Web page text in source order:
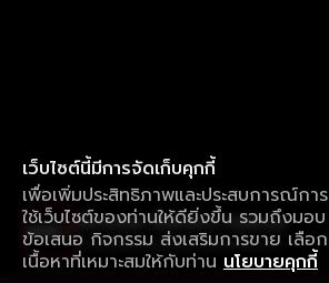
เว็บไซต์นี้มีการจัดเก็บคุกกี้
เพื่อเพิ่มประสิทธิภาพและประสบการณ์การ
ใช้เว็บไซต์ของท่านให้ดียิ่งขึ้น รวมถึงมอบ
ข้อเสนอ กิจกรรม ส่งเสริมการขาย เลือก
เนื้อหาที่เหมาะสมให้กับท่าน นโยบายคุกกี้
ใช้งานแอป ลื่นไหลกว่า ไม่มีสะดุด
ดาวน์โหลดแอปเพื่อการรับชมที่ดีกว่า